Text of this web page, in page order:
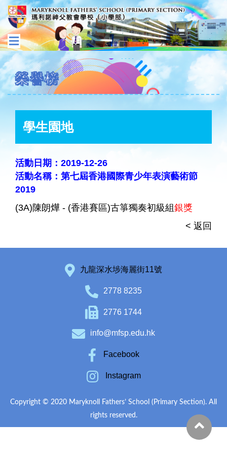
榮譽榜
學生園地
活動日期：2019-12-26
活動名稱：第七屆香港國際青少年表演藝術節
2019
(3A)陳朗燁 - (香港賽區)古箏獨奏初級組銀獎
< 返回
九龍深水埗海麗街11號
2778 8235
2776 1744
info@mfsp.edu.hk
Facebook
Instagram
Copyright © 2020 Maryknoll Fathers’ School (Primary Section). All
rights reserved.